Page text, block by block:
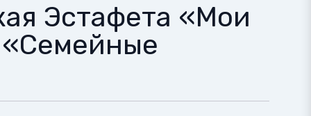
Эстафета «Мои